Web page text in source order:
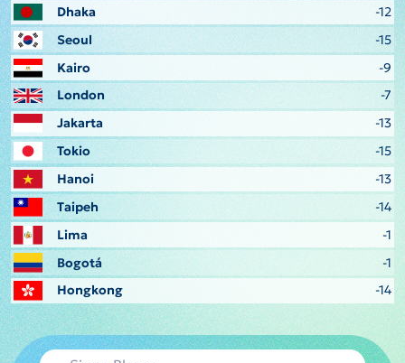
Dhaka
-12
Seoul
-15
Kairo
-9
London
-7
Jakarta
-13
Tokio
-15
Hanoi
-13
Taipeh
-14
Lima
-1
Bogotá
-1
Hongkong
-14